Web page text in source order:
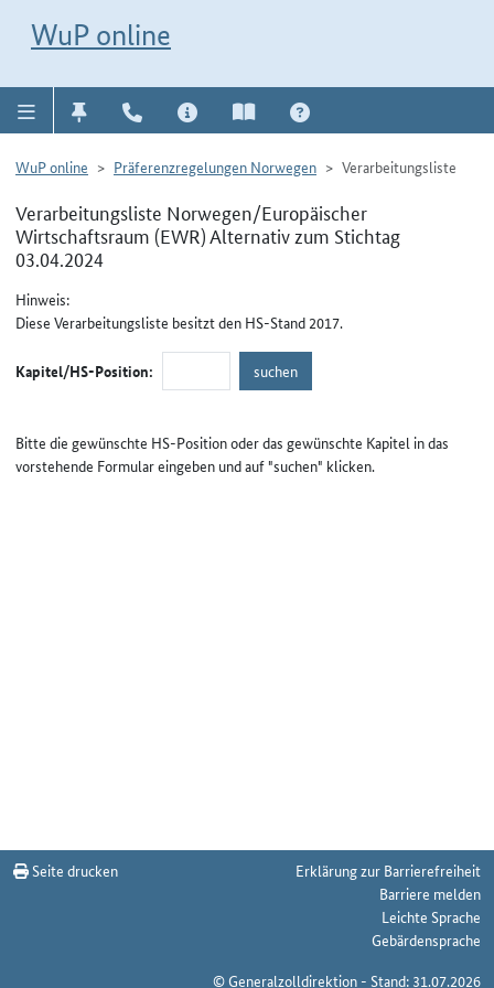
WuP online
WuP online Präferenzregelungen Norwegen Verarbeitungsliste
Verarbeitungsliste Norwegen/Europäischer
Wirtschaftsraum (EWR) Alternativ zum Stichtag
03.04.2024
Hinweis:
Diese Verarbeitungsliste besitzt den HS-Stand 2017.
Kapitel/HS-Position:
Bitte die gewünschte HS-Position oder das gewünschte Kapitel in das
vorstehende Formular eingeben und auf "suchen" klicken.
Seite drucken
Erklärung zur Barrierefreiheit
Barriere melden
Leichte Sprache
Gebärdensprache
© Generalzolldirektion - Stand: 31.07.2026